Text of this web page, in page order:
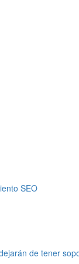
SEO
de tener